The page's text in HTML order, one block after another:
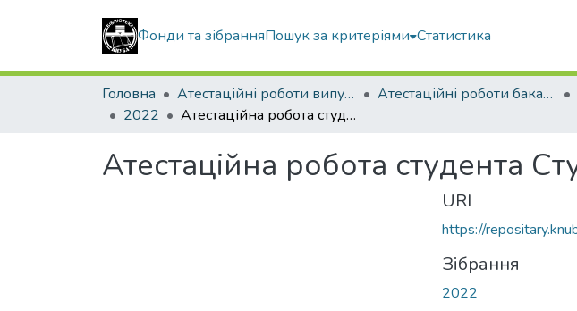
Фонди та зібранняПошук за критеріями Статистика
Головна Атестаційні роботи випускників Атестаційні роботи бакалаврів
2022
Атестаційна робота студента Ступака Сергія Володимировича
Атестаційна робота студента
URI
https://
Зібрання
2022